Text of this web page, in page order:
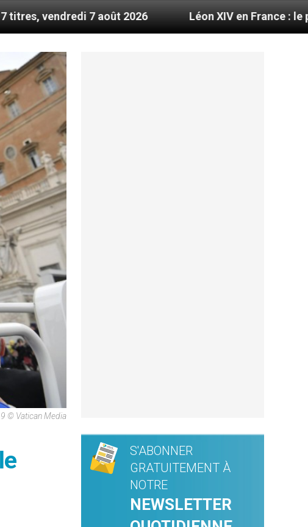
août 2026 Léon XIV en France : le programme
© Vatican Media
S'ABONNER
GRATUITEMENT À
NOTRE
NEWSLETTER